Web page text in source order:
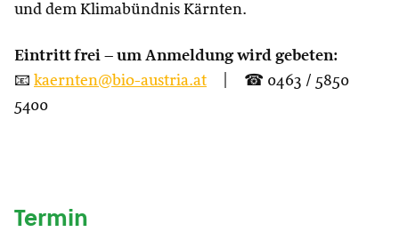
und dem Klimabündnis Kärnten.
Eintritt frei – um Anmeldung wird gebeten:
📧 kaernten@bio-austria.at | ☎ 0463 / 5850
5400
Termin